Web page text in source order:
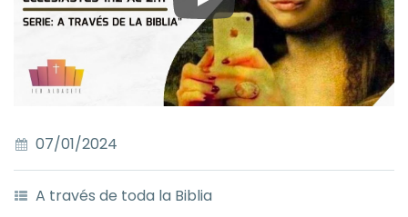
07/01/2024
A través de toda la Biblia